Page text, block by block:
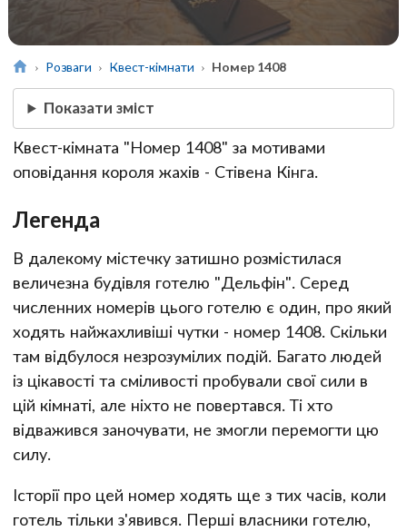
Розваги Квест-кімнати Номер 1408
Показати зміст
Квест-кімната "Номер 1408" за мотивами
оповідання короля жахів - Стівена Кінга.
Легенда
В далекому містечку затишно розмістилася
величезна будівля готелю "Дельфін". Серед
численних номерів цього готелю є один, про який
ходять найжахливіші чутки - номер 1408. Скільки
там відбулося незрозумілих подій. Багато людей
із цікавості та сміливості пробували свої сили в
цій кімнаті, але ніхто не повертався. Ті хто
відважився заночувати, не змогли перемогти цю
силу.
Історії про цей номер ходять ще з тих часів, коли
готель тільки з'явився. Перші власники готелю,